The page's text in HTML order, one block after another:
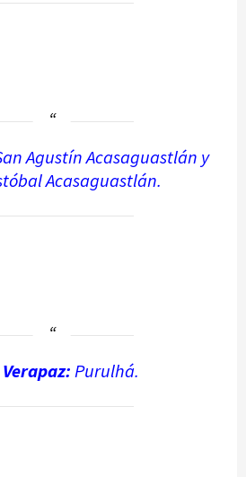
Agustín Acasaguastlán y
Acasaguastlán.
Purulhá.